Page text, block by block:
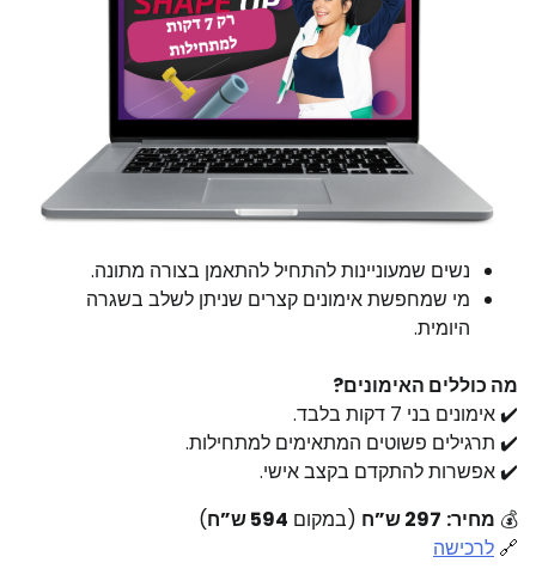
נשים שמעוניינות להתחיל להתאמן בצורה מתונה.​
מי שמחפשת אימונים קצרים שניתן לשלב בשגרה
היומית.​
מה כוללים האימונים?
✔️ אימונים בני 7 דקות בלבד.​
✔️ תרגילים פשוטים המתאימים למתחילות.​
✔️ אפשרות להתקדם בקצב אישי.​
💰 מחיר: 297 ש”ח (במקום 594 ש”ח
)
🔗 לרכישה